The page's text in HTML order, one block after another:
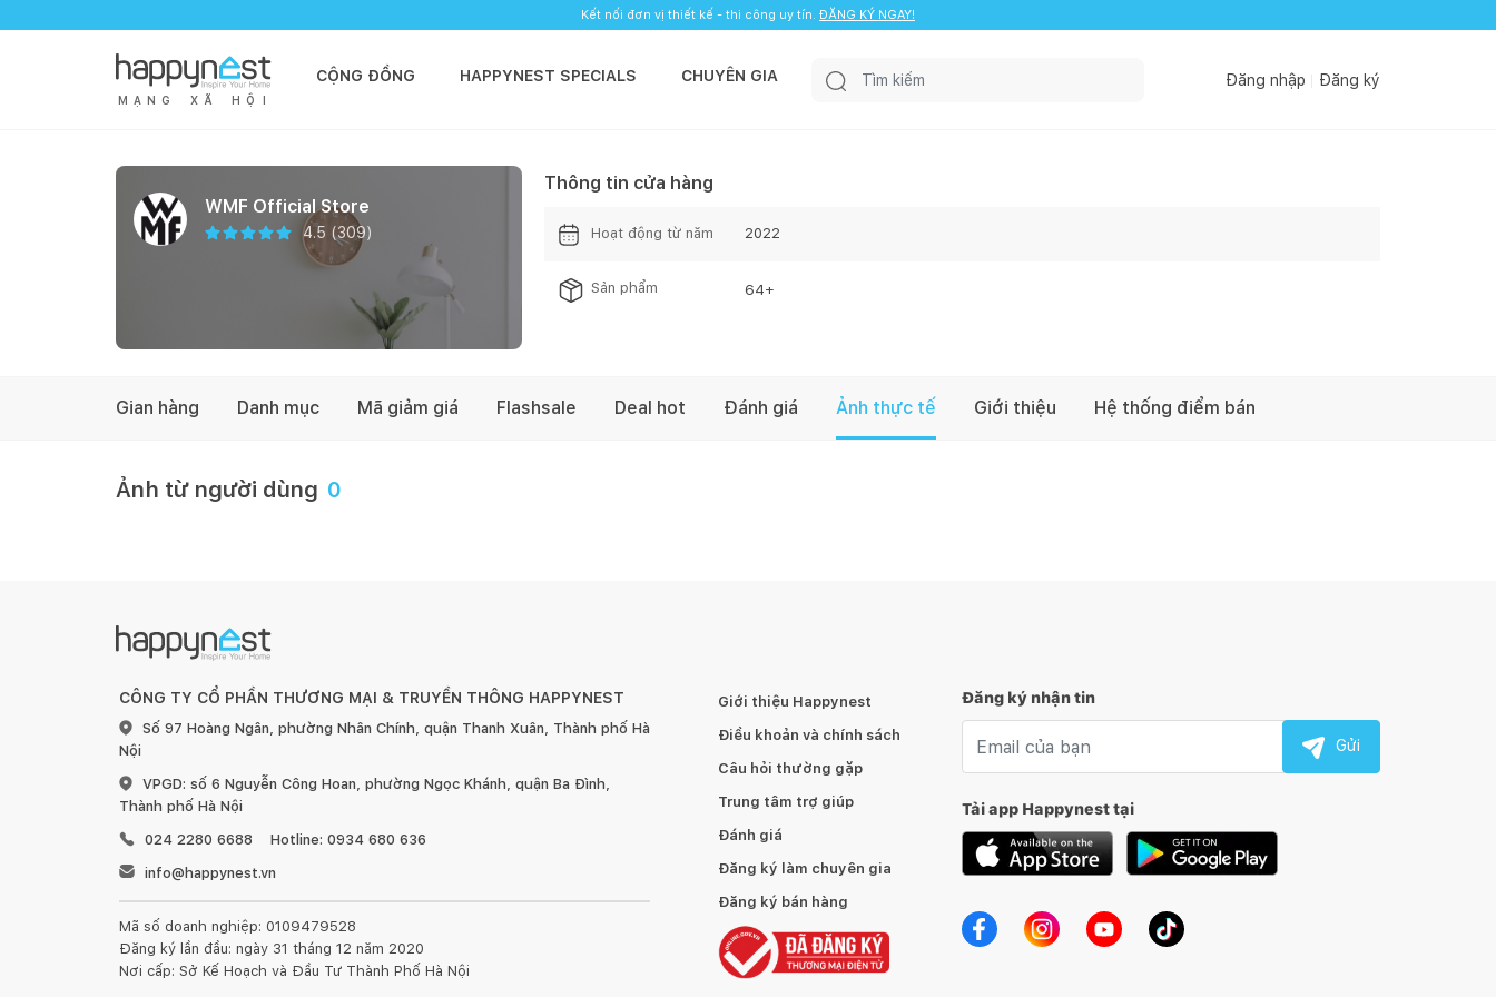
Kết nối đơn vị thiết kế - thi công uy tín. ĐĂNG KÝ NGAY!
M Ạ N G X Ã H Ộ I
CỘNG ĐỒNG HAPPYNEST SPECIALS CHUYÊN GIA Đăng nhập Đăng ký
WMF Official Store
4.5 (309)
Thông tin cửa hàng
Hoạt động từ năm 2022
Sản phẩm 64+
Gian hàng Danh mục Mã giảm giá Flashsale Deal hot Đánh giá Ảnh thực tế Giới thiệu Hệ thống điểm bán
Ảnh từ người dùng 0
CÔNG TY CỔ PHẦN THƯƠNG MẠI & TRUYỀN THÔNG HAPPYNEST
Số 97 Hoàng Ngân, phường Nhân Chính, quận Thanh Xuân, Thành phố Hà
Nội
VPGD: số 6 Nguyễn Công Hoan, phường Ngọc Khánh, quận Ba Đình,
Thành phố Hà Nội
024 2280 6688
Hotline: 0934 680 636
info@happynest.vn
Mã số doanh nghiệp: 0109479528
Đăng ký lần đầu: ngày 31 tháng 12 năm 2020
Nơi cấp: Sở Kế Hoạch và Đầu Tư Thành Phố Hà Nội
Giới thiệu Happynest
Điều khoản và chính sách
Câu hỏi thường gặp
Trung tâm trợ giúp
Đánh giá
Đăng ký làm chuyên gia
Đăng ký bán hàng
Đăng ký nhận tin
Gửi
Tải app Happynest tại